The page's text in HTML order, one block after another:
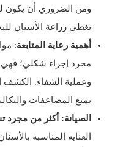
ومن الضروري أن يكون
تغطي زراعة الأسنان
أهمية رعاية المتابعة:
مجرد إجراء شكلي؛ فهي
وعملية الشفاء.
يمنع المضاعفات
الصيانة: أكثر من مجرد
العناية المناسبة